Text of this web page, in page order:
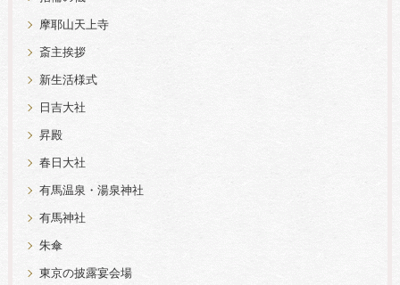
摩耶山天上寺
斎主挨拶
新生活様式
日吉大社
昇殿
春日大社
有馬温泉・湯泉神社
有馬神社
朱傘
東京の披露宴会場